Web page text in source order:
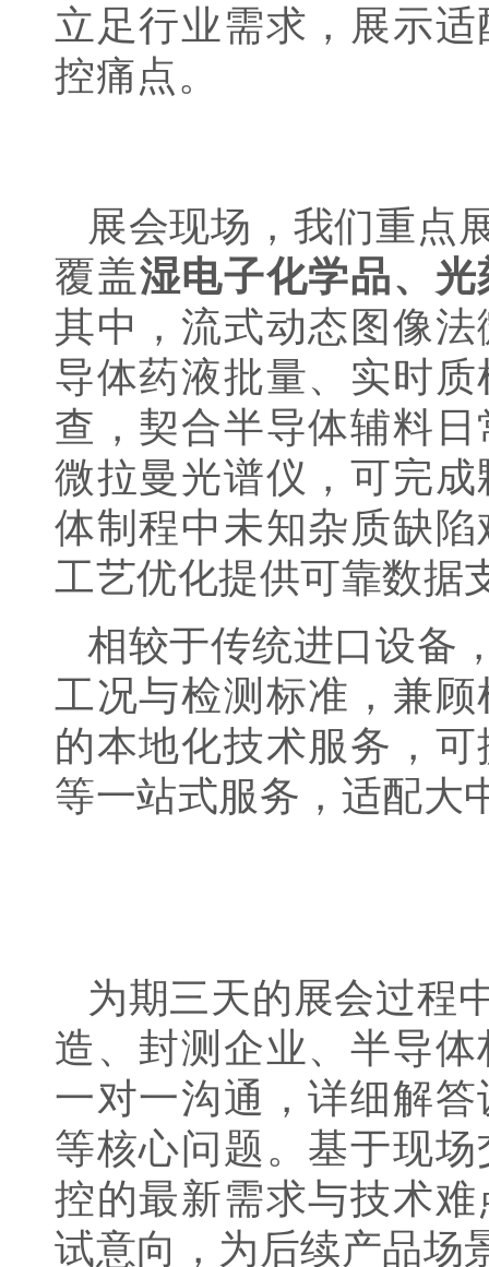
立足行业需求，展示
控痛点。
展会现场，我们重点
覆盖湿电子化学品、
其中，流式动态图像
导体药液批量、实时
查，契合半导体辅料
微拉曼光谱仪，可完
体制程中未知杂质缺
工艺优化提供可靠数据
相较于传统进口设备
工况与检测标准，兼
的本地化技术服务，
等一站式服务，适配大
为期三天的展会过程
造、封测企业、半导
一对一沟通，详细解
等核心问题。基于现
控的最新需求与技术
试意向，为后续产品场